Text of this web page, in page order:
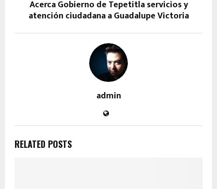
Acerca Gobierno de Tepetitla servicios y
atención ciudadana a Guadalupe Victoria
admin
RELATED POSTS